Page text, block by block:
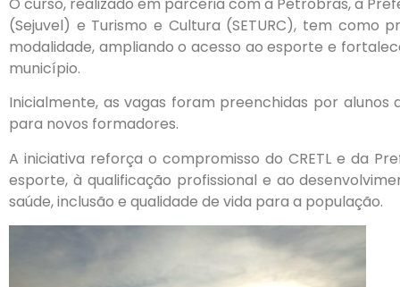
(Sejuvel) e Turismo e Cultura (SETURC), tem como
modalidade, ampliando o acesso ao esporte e
município.
Inicialmente, as vagas foram preenchidas por alunos
para novos formadores.
A iniciativa reforça o compromisso do CRETL e da
esporte, à qualificação profissional e ao
saúde, inclusão e qualidade de vida para a população.